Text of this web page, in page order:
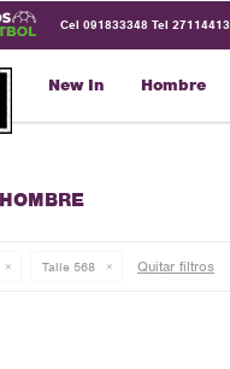
New In Hombre
Cel 091833348 Tel 27114413
Talle 568 Quitar filtros